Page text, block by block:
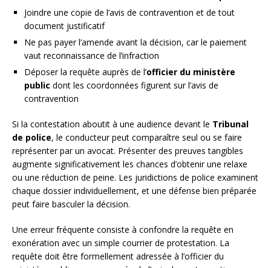
Joindre une copie de l’avis de contravention et de tout
document justificatif
Ne pas payer l’amende avant la décision, car le paiement
vaut reconnaissance de l’infraction
Déposer la requête auprès de l’officier du ministère
public dont les coordonnées figurent sur l’avis de
contravention
Si la contestation aboutit à une audience devant le Tribunal
de police, le conducteur peut comparaître seul ou se faire
représenter par un avocat. Présenter des preuves tangibles
augmente significativement les chances d’obtenir une relaxe
ou une réduction de peine. Les juridictions de police examinent
chaque dossier individuellement, et une défense bien préparée
peut faire basculer la décision.
Une erreur fréquente consiste à confondre la requête en
exonération avec un simple courrier de protestation. La
requête doit être formellement adressée à l’officier du